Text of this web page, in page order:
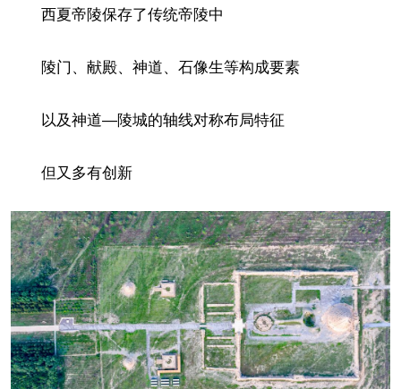
西夏帝陵保存了传统帝陵中
陵门、献殿、神道、石像生等构成要素
以及神道—陵城的轴线对称布局特征
但又多有创新